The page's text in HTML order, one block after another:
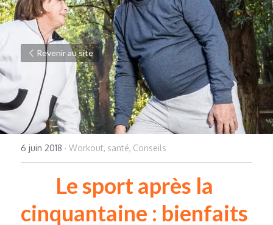
Revenir au site
6 juin 2018 · Workout, santé, Conseils
Le sport après la
cinquantaine : bienfaits